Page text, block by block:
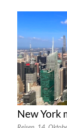
New York